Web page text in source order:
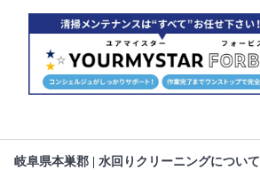
岐阜県本巣郡 | 水回りクリーニングについて